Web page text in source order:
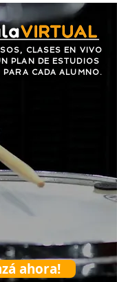
CLASES EN VIVO
PLAN DE ESTUDIOS
PARA CADA ALUMNO.
ahora!